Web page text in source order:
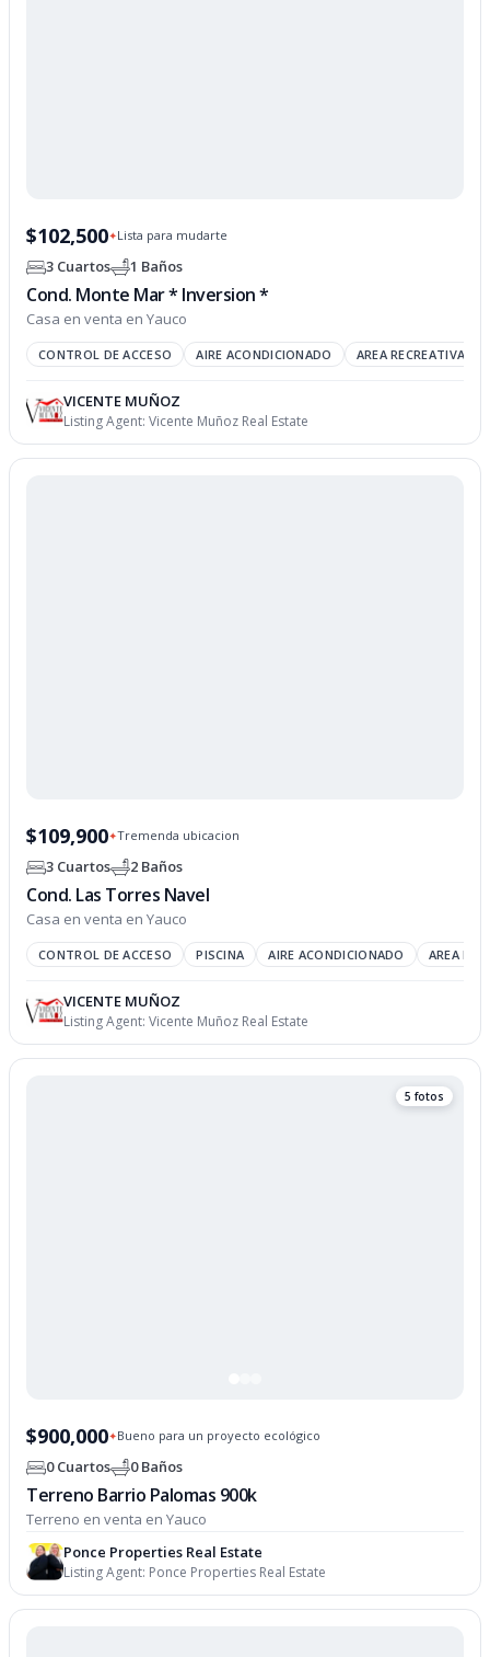
$102,500✦Lista para mudarte
3 Cuartos 1 Baños
Cond. Monte Mar * Inversion *
Casa en venta en Yauco
CONTROL DE ACCESO AIRE ACONDICIONADO AREA RECREATIVA
VICENTE MUÑOZ
Listing Agent:Vicente Muñoz Real Estate
$109,900✦Tremenda ubicacion
3 Cuartos 2 Baños
Cond. Las Torres Navel
Casa en venta en Yauco
CONTROL DE ACCESO PISCINA AIRE ACONDICIONADO AREA
VICENTE MUÑOZ
Listing Agent:Vicente Muñoz Real Estate
5 fotos
$900,000✦Bueno para un proyecto ecológico
0 Cuartos 0 Baños
Terreno Barrio Palomas 900k
Terreno en venta en Yauco
Ponce Properties Real Estate
Listing Agent: Ponce Properties Real Estate